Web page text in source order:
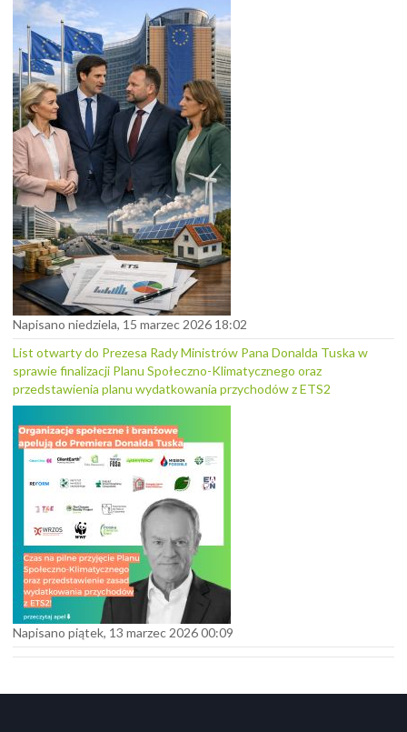
Napisano niedziela, 15 marzec 2026 18:02
List otwarty do Prezesa Rady Ministrów Pana Donalda Tuska w
sprawie finalizacji Planu Społeczno-Klimatycznego oraz
przedstawienia planu wydatkowania przychodów z ETS2
Napisano piątek, 13 marzec 2026 00:09